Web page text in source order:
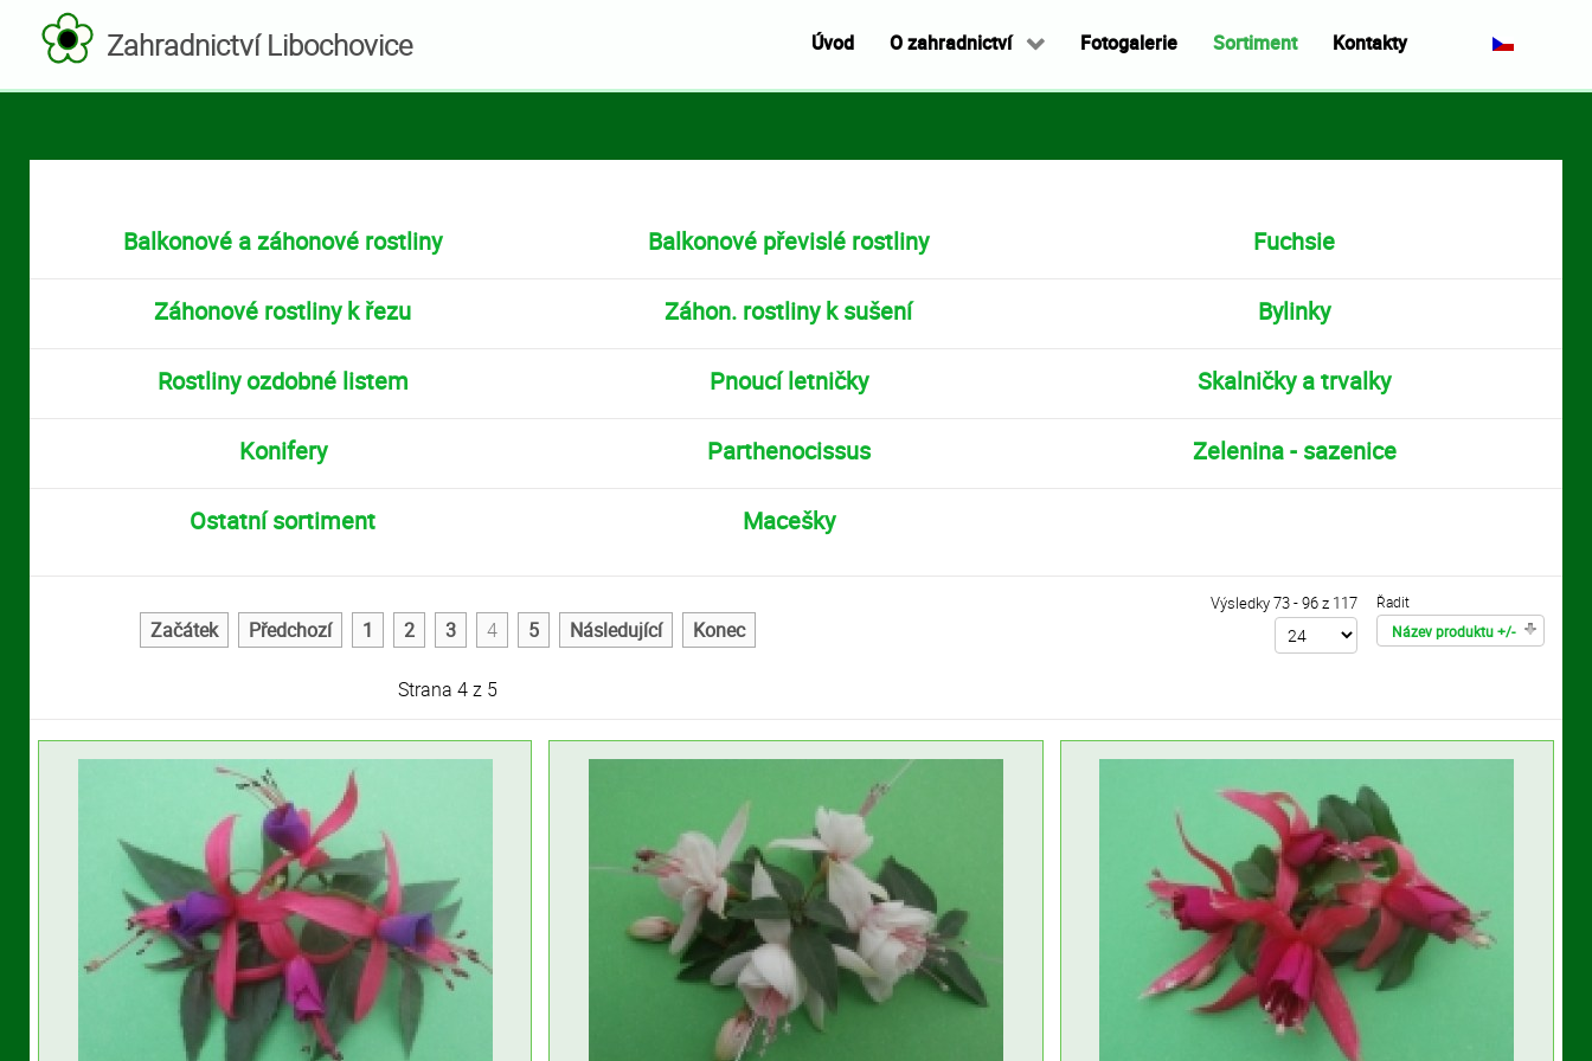
Zahradnictví Libochovice Úvod O zahradnictví Fotogalerie Sortiment Kontakty
Balkonové a záhonové rostliny Balkonové převislé rostliny Fuchsie
Záhonové rostliny k řezu Záhon. rostliny k sušení Bylinky
Rostliny ozdobné listem Pnoucí letničky Skalničky a trvalky
Konifery Parthenocissus Zelenina - sazenice
Ostatní sortiment Macešky
Řadit
Název produktu +/-
Začátek Předchozí 1 2 3 4 5 Následující Konec
Strana 4 z 5
Výsledky 73 - 96 z 117